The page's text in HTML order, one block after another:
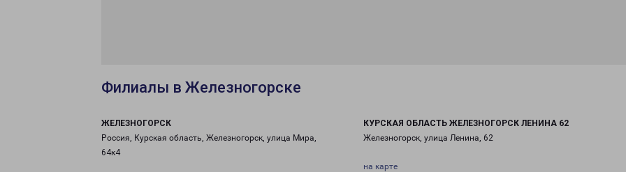
Филиалы в Железногорске
ЖЕЛЕЗНОГОРСК
Россия, Курская область, Железногорск, улица Мира,
64к4
КУРСКАЯ ОБЛАСТЬ ЖЕЛЕЗНОГОРСК ЛЕНИНА 62
Железногорск, улица Ленина, 62
на карте